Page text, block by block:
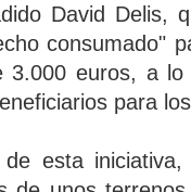
David Delis,
consumado"
3.000 euros, a
para
esta